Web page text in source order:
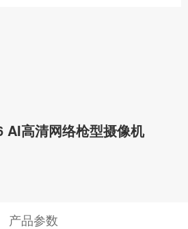
AI高清网络枪型摄像机
产品参数